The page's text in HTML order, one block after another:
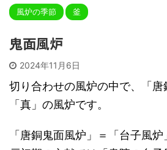
風炉の季節 釜
鬼面風炉
2024年11月6日
切り合わせの風炉の中で、「
「真」の風炉です。
「唐銅鬼面風炉」＝「台子風